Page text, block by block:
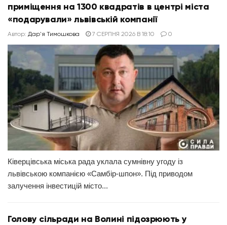
приміщення на 1300 квадратів в центрі міста
«подарували» львівській компанії
Автор: Дар'я Тимошкова 7 СЕРПНЯ 2026 В 18:10 0
Ківерцівська міська рада уклала сумнівну угоду із
львівською компанією «Самбір-шпон». Під приводом
залучення інвестицій місто...
Голову сільради на Волині підозрюють у